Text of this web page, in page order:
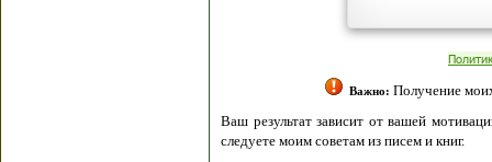
Важно: Получение
Ваш результат зависит от вашей
следуете моим советам из писем и книг.